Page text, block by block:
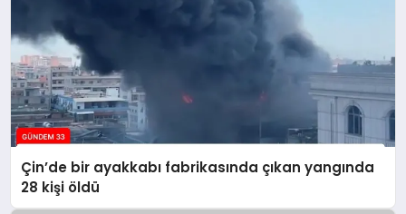
Çin’de bir ayakkabı fabrikasında çıkan yangında
28 kişi öldü